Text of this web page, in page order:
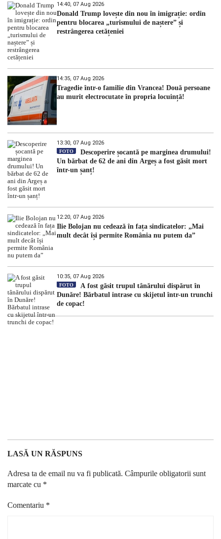
14:40, 07 Aug 2026
Donald Trump lovește din nou în imigrație: ordin
pentru blocarea „turismului de naștere” și
restrângerea cetățeniei
14:35, 07 Aug 2026
Tragedie într-o familie din Vrancea! Două persoane
au murit electrocutate în propria locuință!
13:30, 07 Aug 2026
FOTO
Descoperire șocantă pe marginea drumului!
Un bărbat de 62 de ani din Argeș a fost găsit mort
într-un șanț!
12:20, 07 Aug 2026
Ilie Bolojan nu cedează în fața sindicatelor: „Mai
mult decât își permite România nu putem da”
10:35, 07 Aug 2026
FOTO
A fost găsit trupul tânărului dispărut în
Dunăre! Bărbatul intrase cu skijetul într-un trunchi
de copac!
LASĂ UN RĂSPUNS
Adresa ta de email nu va fi publicată. Câmpurile obligatorii sunt
marcate cu *
Comentariu *